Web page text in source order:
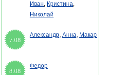
Иван, Кристина,
Николай
7.08
Александр, Анна, Макар
8.08
Федор